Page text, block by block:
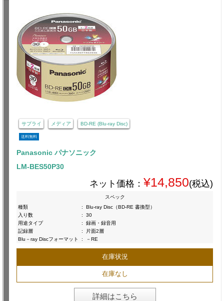
サプライ メディア BD-RE (Blu-ray Disc)
送料無料
Panasonic パナソニック
LM-BES50P30
ネット価格： ¥14,850(税込)
スペック
種類
:
Blu-ray Disc（BD-RE 書換型）
入り数
:
30
用途タイプ
:
録画・録音用
記録層
:
片面2層
Blu－ray Discフォーマット
: －RE
在庫状況
在庫なし
詳細はこちら